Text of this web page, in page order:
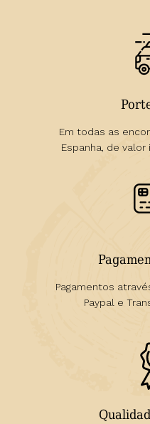
Em todas as
Espanha, de
Pagamentos
Paypal e